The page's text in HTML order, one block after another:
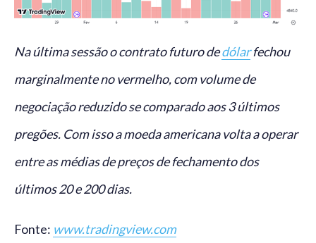
Na última sessão o contrato futuro dedólarfechou
marginalmente no vermelho, com volume de
negociação reduzido se comparado aos 3 últimos
pregões. Com isso a moeda americana volta a operar
entre as médias de preços de fechamento dos
últimos 20 e 200 dias.
Fonte: www.tradingview.com